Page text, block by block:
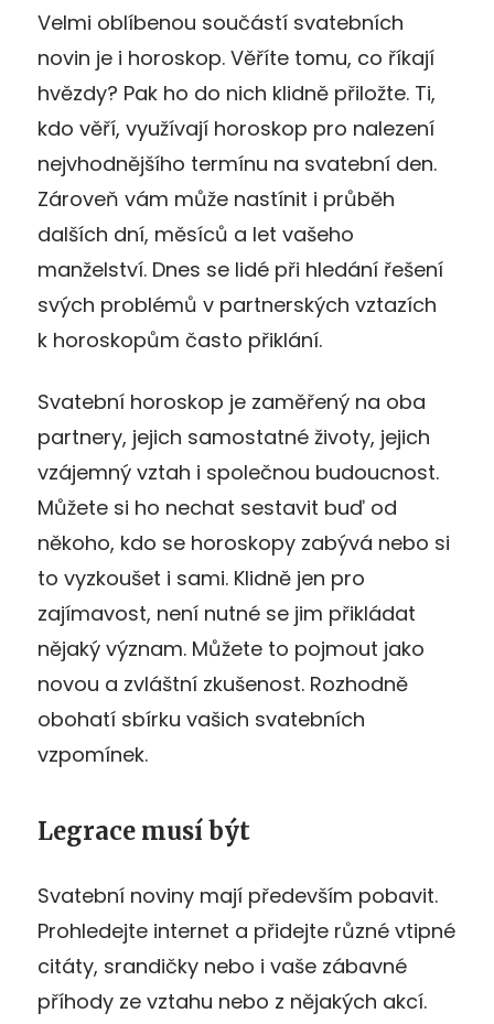
Velmi oblíbenou součástí svatebních
novin je i horoskop. Věříte tomu, co říkají
hvězdy? Pak ho do nich klidně přiložte. Ti,
kdo věří, využívají horoskop pro nalezení
nejvhodnějšího termínu na svatební den.
Zároveň vám může nastínit i průběh
dalších dní, měsíců a let vašeho
manželství. Dnes se lidé při hledání řešení
svých problémů v partnerských vztazích
k horoskopům často přiklání.
Svatební horoskop je zaměřený na oba
partnery, jejich samostatné životy, jejich
vzájemný vztah i společnou budoucnost.
Můžete si ho nechat sestavit buď od
někoho, kdo se horoskopy zabývá nebo si
to vyzkoušet i sami. Klidně jen pro
zajímavost, není nutné se jim přikládat
nějaký význam. Můžete to pojmout jako
novou a zvláštní zkušenost. Rozhodně
obohatí sbírku vašich svatebních
vzpomínek.
Legrace musí být
Svatební noviny mají především pobavit.
Prohledejte internet a přidejte různé vtipné
citáty, srandičky nebo i vaše zábavné
příhody ze vztahu nebo z nějakých akcí.